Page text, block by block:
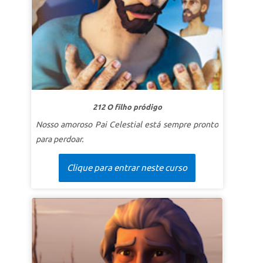
nossa, porque Ele foi tentado de todas as
maneiras que nós somos. Mas Ele não pecou!”
Hebreus 4:15 (CEV)
LIÇÃO 2: JESUS CHAMA ME
SuperVerdade:Jesus chama me quando eu falho.
“Se um homem tiver cem ovelhas
deixará as outras noventa e nove no deserto e irá
procurar aquela que se perdeu até encontrá-la?”
LIÇÃO 3: JESUS AMA ME
SuperVerdade:
Jesus ama me, não importa o que
SuperVersículo
“Nenhum poder no céu acima ou
na terra abaixo - na verdade, nada em toda a
criação será capaz de nos separar do amor de
212 O filho pródigo
Nosso amoroso Pai Celestial está sempre pronto
para perdoar.
Clique para entrar neste curso